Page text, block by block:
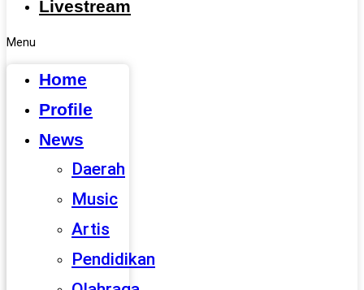
Livestream
Menu
Home
Profile
News
Daerah
Music
Artis
Pendidikan